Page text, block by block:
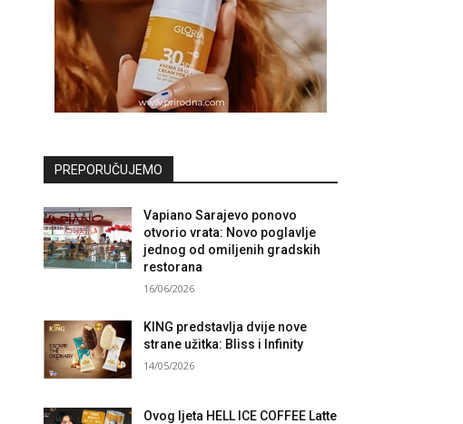
PREPORUČUJEMO
Vapiano Sarajevo ponovo
otvorio vrata: Novo poglavlje
jednog od omiljenih gradskih
restorana
16/06/2026
KING predstavlja dvije nove
strane užitka: Bliss i Infinity
14/05/2026
Ovog ljeta HELL ICE COFFEE Latte